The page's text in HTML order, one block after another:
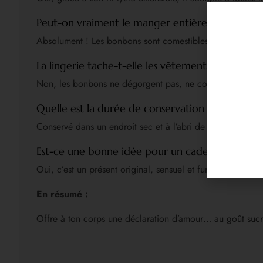
Peut-on vraiment le manger entièrement ?
Absolument ! Les bonbons sont comestibles et conçus
La lingerie tache-t-elle les vêtements ou la peau ?
Non, les bonbons ne dégorgent pas, ne collent pas à la
Quelle est la durée de conservation du Candy
Conservé dans un endroit sec et à l’abri de la chaleur,
Est-ce une bonne idée pour un cadeau de Saint-
Oui, c’est un présent original, sensuel et fun qui promet
En résumé :
Offre à ton corps une déclaration d’amour… au goût